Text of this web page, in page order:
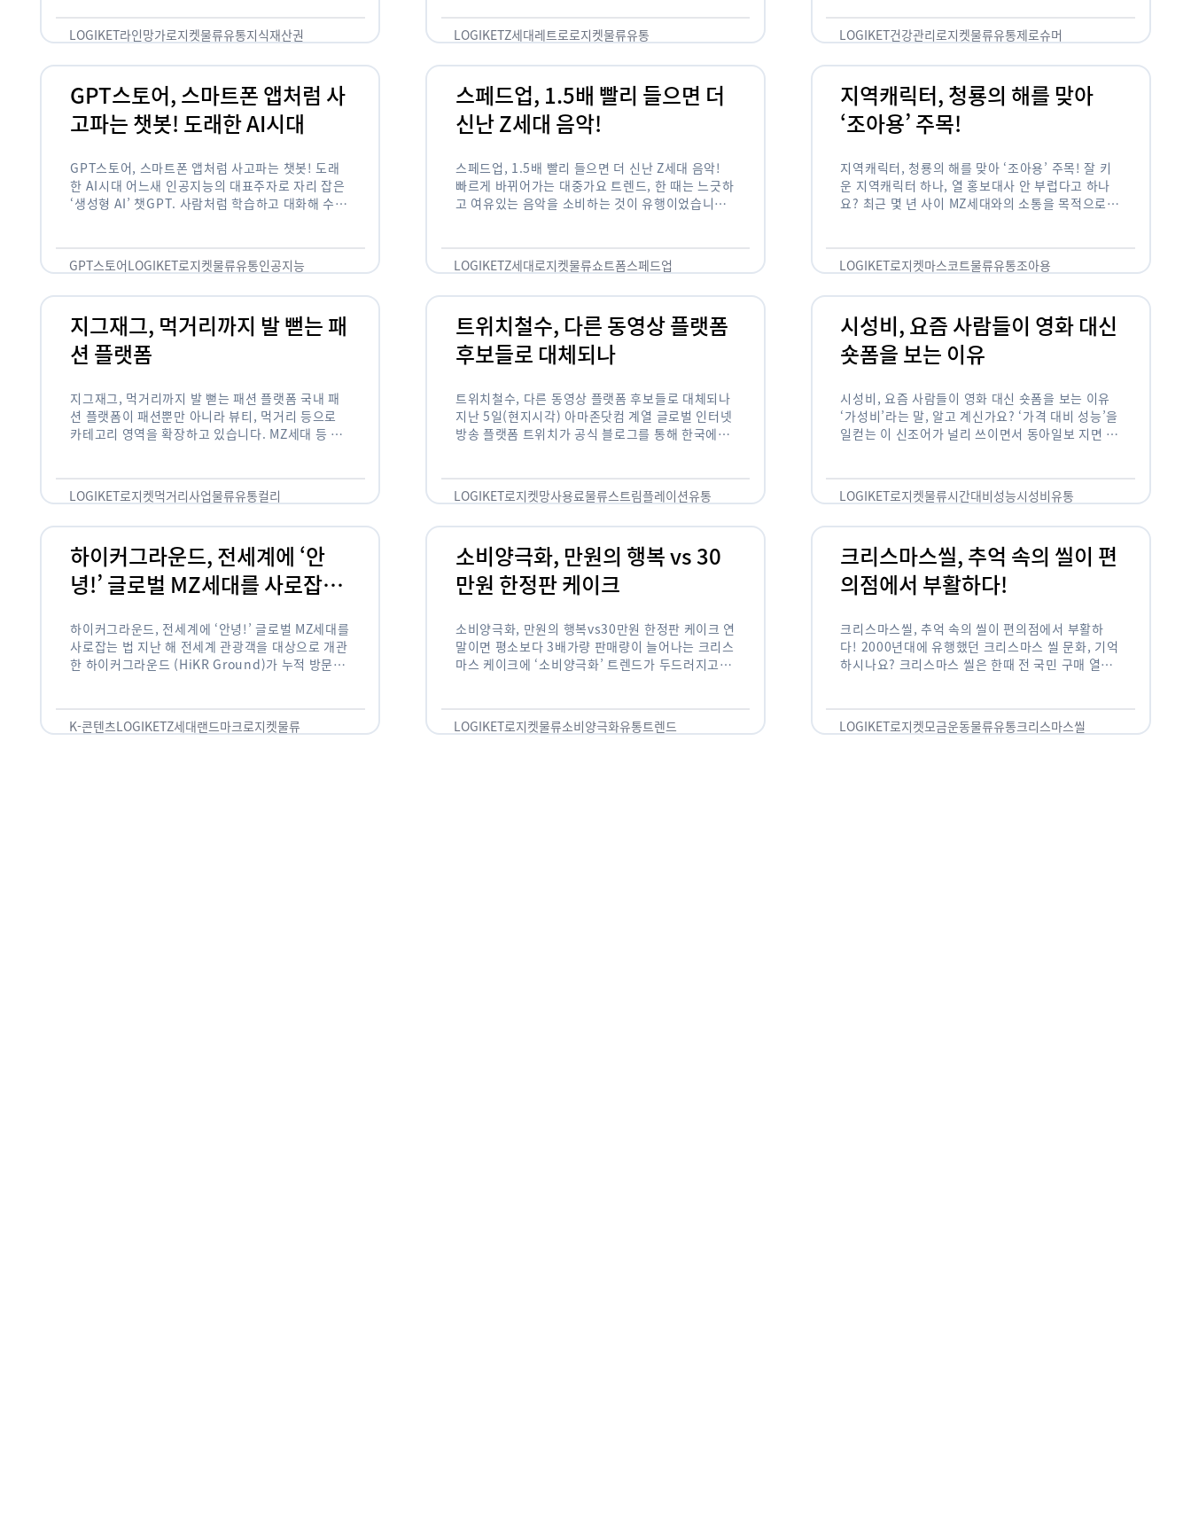
LOGIKET라인망가로지켓물류유통지식재산권
LOGIKETZ세대레트로로지켓물류유통
LOGIKET건강관리로지켓물류유통제로슈머
GPT스토어, 스마트폰 앱처럼 사
고파는 챗봇! 도래한 AI시대
GPT스토어, 스마트폰 앱처럼 사고파는 챗봇! 도래
한 AI시대 어느새 인공지능의 대표주자로 자리 잡은
‘생성형 AI’ 챗GPT. 사람처럼 학습하고 대화해 수많
GPT스토어LOGIKET로지켓물류유통인공지능
스페드업, 1.5배 빨리 들으면 더
신난 Z세대 음악!
스페드업, 1.5배 빨리 들으면 더 신난 Z세대 음악!
빠르게 바뀌어가는 대중가요 트렌드, 한 때는 느긋하
고 여유있는 음악을 소비하는 것이 유행이었습니다.
LOGIKETZ세대로지켓물류쇼트폼스페드업
지역캐릭터, 청룡의 해를 맞아
‘조아용’ 주목!
지역캐릭터, 청룡의 해를 맞아 ‘조아용’ 주목! 잘 키
운 지역캐릭터 하나, 열 홍보대사 안 부럽다고 하나
요? 최근 몇 년 사이 MZ세대와의 소통을 목적으로,
LOGIKET로지켓마스코트물류유통조아용
지그재그, 먹거리까지 발 뻗는 패
션 플랫폼
지그재그, 먹거리까지 발 뻗는 패션 플랫폼 국내 패
션 플랫폼이 패션뿐만 아니라 뷰티, 먹거리 등으로
카테고리 영역을 확장하고 있습니다. MZ세대 등 주
LOGIKET로지켓먹거리사업물류유통컬리
트위치철수, 다른 동영상 플랫폼
후보들로 대체되나
트위치철수, 다른 동영상 플랫폼 후보들로 대체되나
지난 5일(현지시각) 아마존닷컴 계열 글로벌 인터넷
방송 플랫폼 트위치가 공식 블로그를 통해 한국에서
LOGIKET로지켓망사용료물류스트림플레이션유통
시성비, 요즘 사람들이 영화 대신
숏폼을 보는 이유
시성비, 요즘 사람들이 영화 대신 숏폼을 보는 이유
‘가성비’라는 말, 알고 계신가요? ‘가격 대비 성능’을
일컫는 이 신조어가 널리 쓰이면서 동아일보 지면 기
LOGIKET로지켓물류시간대비성능시성비유통
하이커그라운드, 전세계에 ‘안
녕!’ 글로벌 MZ세대를 사로잡는
하이커그라운드, 전세계에 ‘안녕!’ 글로벌 MZ세대를
사로잡는 법 지난 해 전세계 관광객을 대상으로 개관
한 하이커그라운드 (HiKR Ground)가 누적 방문객
방문객이 100만명을 …
K-콘텐츠LOGIKETZ세대랜드마크로지켓물류
소비양극화, 만원의 행복 vs 30
만원 한정판 케이크
소비양극화, 만원의 행복vs30만원 한정판 케이크 연
말이면 평소보다 3배가량 판매량이 늘어나는 크리스
마스 케이크에 ‘소비양극화’ 트렌드가 두드러지고 있
배가 비싼 …
LOGIKET로지켓물류소비양극화유통트렌드
크리스마스씰, 추억 속의 씰이 편
의점에서 부활하다!
크리스마스씰, 추억 속의 씰이 편의점에서 부활하
다! 2000년대에 유행했던 크리스마스 씰 문화, 기억
하시나요? 크리스마스 씰은 한때 전 국민 구매 열풍
LOGIKET로지켓모금운동물류유통크리스마스씰